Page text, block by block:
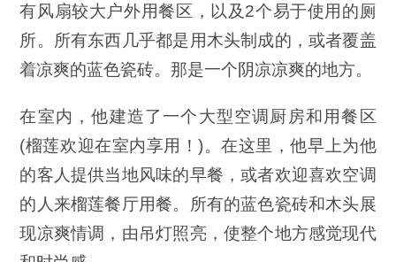
有风扇较大户外用餐区，以及2个易于使用的厕
所。所有东西几乎都是用木头制成的，或者覆盖
着凉爽的蓝色瓷砖。那是一个阴凉凉爽的地方。
在室内，他建造了一个大型空调厨房和用餐区
(榴莲欢迎在室内享用！)。在这里，他早上为他
的客人提供当地风味的早餐，或者欢迎喜欢空调
的人来榴莲餐厅用餐。所有的蓝色瓷砖和木头展
现凉爽情调，由吊灯照亮，使整个地方感觉现代